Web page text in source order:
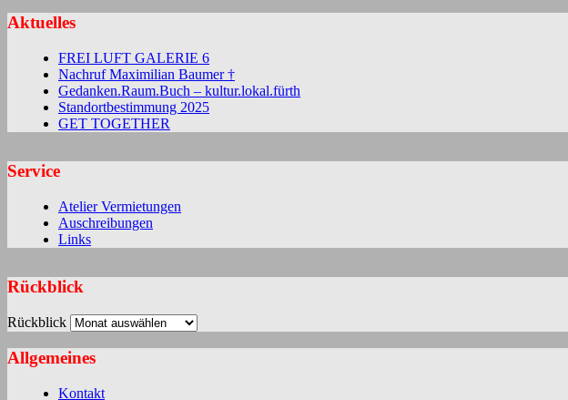
Aktuelles
FREI LUFT GALERIE 6
Nachruf Maximilian Baumer †
Gedanken.Raum.Buch – kultur.lokal.fürth
Standortbestimmung 2025
GET TOGETHER
Service
Atelier Vermietungen
Auschreibungen
Links
Rückblick
Rückblick
Allgemeines
Kontakt